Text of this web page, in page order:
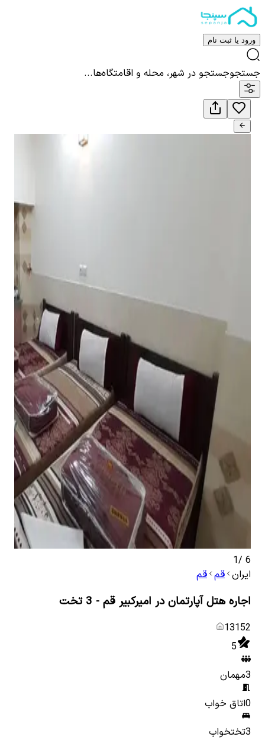
ورود یا ثبت نام
جستجوجستجو در شهر، محله و اقامتگاه‌ها...
6
/
1
ایران قم قم
اجاره هتل آپارتمان در امیرکبیر قم - 3 تخت
13152
5
3مهمان
0اتاق خواب
3تختخواب